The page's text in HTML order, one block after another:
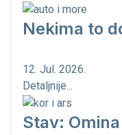
Nekima to
12. Jul. 2026.
Detaljnije...
Stav: